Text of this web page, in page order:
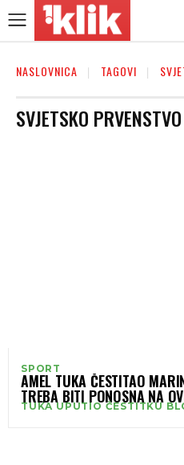
NASLOVNICA TAGOVI
SVJETSKO
SPORT
AMEL TUKA ČESTITAO
TREBA BITI PONOSNA NA
TUKA UPUTIO ČESTITKU